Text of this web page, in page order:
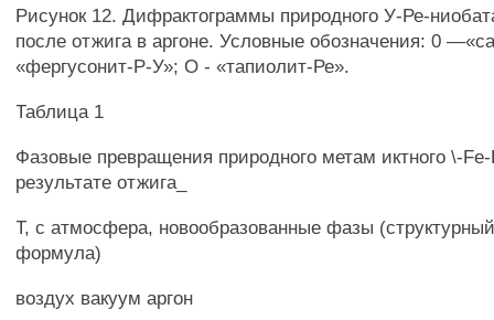
Рисунок 12. Дифрактограммы природного У-Ре-
после отжига в аргоне. Условные обозначения: 0
«фергусонит-Р-У»; О - «тапиолит-Ре».
Таблица 1
Фазовые превращения природного метам иктного \-
результате отжига_
Т, с атмосфера, новообразованные фазы
формула)
воздух вакуум аргон